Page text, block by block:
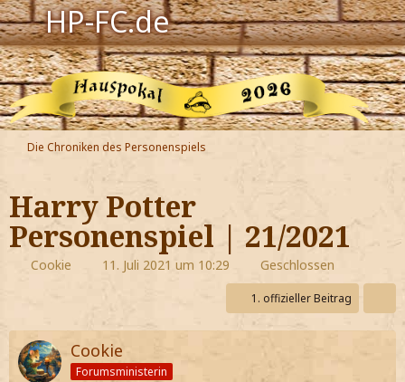
HP-FC.de
Navigation
Harry Potter
Der HP-FC
Hogwarts
Zauberwelt
Willkommen
Jetzt Fanclub-Mitglied werden!
Die Chroniken des Personenspiels
Harry Potter
Personenspiel | 21/2021
Cookie 11. Juli 2021 um 10:29 Geschlossen
1. offizieller Beitrag
Cookie
Forumsministerin